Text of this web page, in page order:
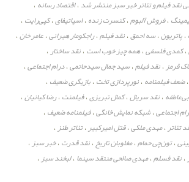
،اقتصاد رسانه ،
،فروش آلبوم،کنسرت زنده ،اسپاتیفای،کپی‌رایت ،
،پاتریون،سه احمق،نقد فیلم،راجکومار هیرانی،عامر خان،
،کمدی فلسفی،همه چیز خوب است ،نقد ساختار،
قرمز،نقد فیلم،سید جمال سیدحاتمی،درام اجتماعی،
،ضعف فیلمنامه ،نورپردازی تخت ،بازیگری ضعیف ،
،نقد سریال،کمال تبریزی،فیلمنت ،رضا کیانیان،
اجتماعی،شبکه نمایش خانگی،فیلمنامه ضعیف ،
تئاتر،مهدی ملکی،قتل امیرکبیر،تئاتر طنز،
،تون‌چی حمام،مغلوبان تاریخ،نقد قدرت ،خبر سبز،
،نقد فسلم،مهدی صالحی منتقد سینما ،لبخند سبز،